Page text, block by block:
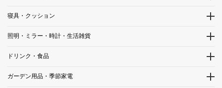
寝具・クッション
照明・ミラー・時計・生活雑貨
ドリンク・食品
ガーデン用品・季節家電